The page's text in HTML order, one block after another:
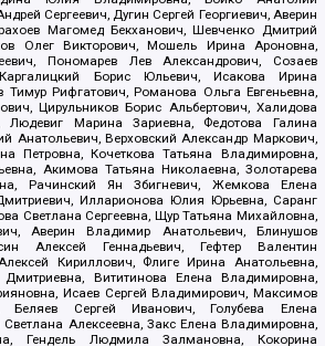
Сергеевич, Дугин Сергей Георгиевич, Аверин
Магомед Бекханович, Шевченко Дмитрий
Олег Викторович, Мошель Ирина Ароновна,
Пономарев Лев Александрович, Созаев
Борис Юльевич, Исакова Ирина
Тимур Рифгатович, Романова Ольга Евгеньевна,
Цирульников Борис Альбертович, Халидова
Марина Зариевна, Федотова Галина
Анатольевич, Верховский Александр Маркович,
Петровна, Кочеткова Татьяна Владимировна,
Акимова Татьяна Николаевна, Золотарева
Рачинский Ян Збигневич, Жемкова Елена
Илларионова Юлия Юрьевна, Саранг
Светлана Сергеевна, Щур Татьяна Михайловна,
Аверин Владимир Анатольевич, Блинушов
Алексей Геннадьевич, Гефтер Валентин
Кириллович, Флиге Ирина Анатольевна,
Вититинова Елена Владимировна,
Исаев Сергей Владимирович, Максимов
Беляев Сергей Иванович, Голубева Елена
Алексеевна, Закс Елена Владимировна,
Гендель Людмила Залмановна, Кокорина